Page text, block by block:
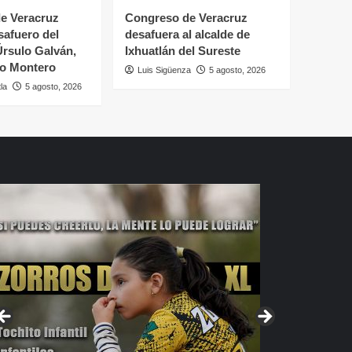
Veracruz
del
Galván,
Montero
5 agosto, 2026
Congreso de Veracruz
desafuera al alcalde de
Ixhuatlán del Sureste
Luis Sigüenza 5 agosto, 2026